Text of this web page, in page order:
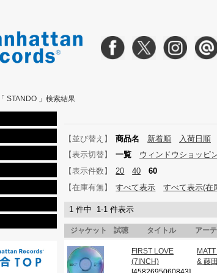
「 STANDO 」検索結果
【並び替え】 商品名 新着順 入荷日順
【表示切替】
一覧
ウィンドウショッピ
【表示件数】
20 40
60
【在庫有無】
すべて表示 すべて表示(在
1 件中 1-1 件表示
ジャケット 試聴 タイトル アー
FIRST LOVE
(7INCH)
& 藤